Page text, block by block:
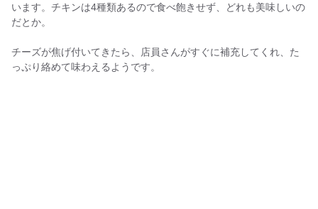
います。チキンは4種類あるので食べ飽きせず、どれも美味しいの
だとか。
チーズが焦げ付いてきたら、店員さんがすぐに補充してくれ、た
っぷり絡めて味わえるようです。